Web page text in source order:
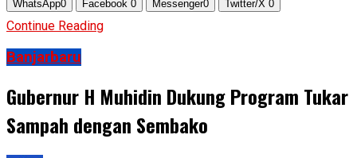
WhatsApp0 Facebook 0 Messenger0 Twitter/X 0
Continue Reading
Banjarbaru
Gubernur H Muhidin Dukung Program Tukar
Sampah dengan Sembako